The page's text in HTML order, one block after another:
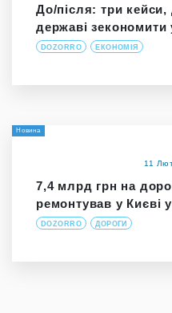
До/після: три кейси,
державі зекономити
DOZORRO ЕКОНОМІЯ
Новина
11
7,4 млрд грн на
ремонтував у Києві
DOZORRO ДОРОГИ